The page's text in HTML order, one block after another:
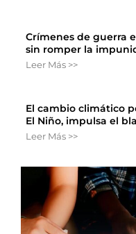
Crímenes de guerra
sin romper la
Leer Más >>
El cambio climático
El Niño, impulsa el
Leer Más >>